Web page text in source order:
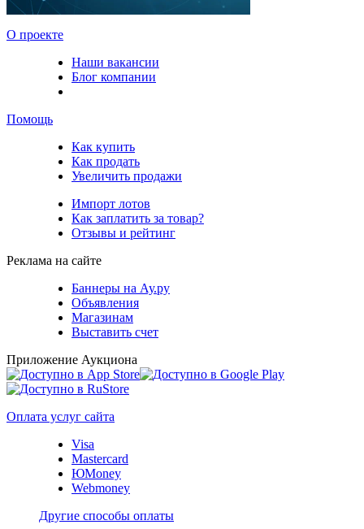
О проекте
Наши вакансии
Блог компании
Помощь
Как купить
Как продать
Увеличить продажи
Импорт лотов
Как заплатить за товар?
Отзывы и рейтинг
Реклама на сайте
Баннеры на Ау.ру
Объявления
Магазинам
Выставить счет
Приложение Аукциона
Оплата услуг сайта
Visa
Mastercard
ЮMoney
Webmoney
Другие способы оплаты